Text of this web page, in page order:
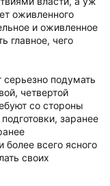
оживленного
и оживленное
главное, чего
серьезно подумать
четвертой
со стороны
заранее
более всего ясного
своих